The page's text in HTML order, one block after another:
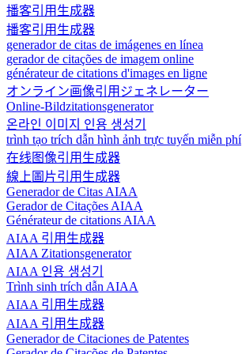
播客引用生成器
播客引用生成器
generador de citas de imágenes en línea
gerador de citações de imagem online
générateur de citations d'images en ligne
オンライン画像引用ジェネレーター
Online-Bildzitationsgenerator
온라인 이미지 인용 생성기
trình tạo trích dẫn hình ảnh trực tuyến miễn phí
在线图像引用生成器
線上圖片引用生成器
Generador de Citas AIAA
Gerador de Citações AIAA
Générateur de citations AIAA
AIAA 引用生成器
AIAA Zitationsgenerator
AIAA 인용 생성기
Trình sinh trích dẫn AIAA
AIAA 引用生成器
AIAA 引用生成器
Generador de Citaciones de Patentes